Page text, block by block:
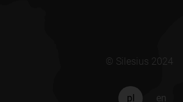
© Silesius 2024
pl en